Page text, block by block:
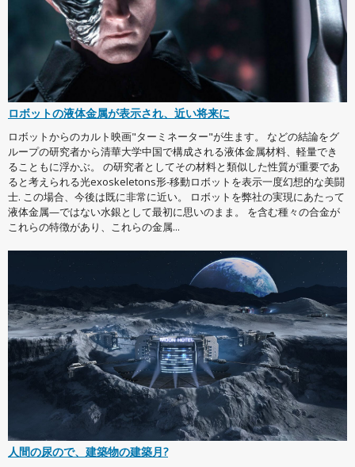
ロボットの液体金属が表示され、近い将来に
ロボットからのカルト映画"ターミネーター"が生ます。 などの結論をグ
ループの研究者から清華大学中国で構成される液体金属材料、軽量でき
ることもに浮かぶ。 の研究者としてその材料と類似した性質が重要であ
ると考えられる光exoskeletons形-移動ロボットを表示一度幻想的な美闘
士. この場合、今後は既に非常に近い。 ロボットを弊社の実現にあたって
液体金属—ではない水銀として最初に思いのまま。 を含む種々の合金が
これらの特徴があり、これらの金属...
人間の尿ので、建築物の建築月?